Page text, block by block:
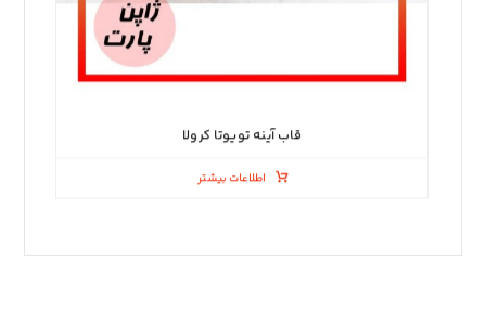
قاب آینه تویوتا کرولا
اطلاعات بیشتر